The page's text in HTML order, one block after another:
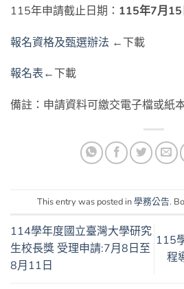
115年申請截止日期： 115年7月15
報名資格及甄選辦法 ←下載
報名表←下載
備註：申請資料可繳交電子檔或紙
This entry was posted in學務公告.
114學年度國立臺灣大學研究
生校長獎 受理申請:7月8日至
8月11日
115
程